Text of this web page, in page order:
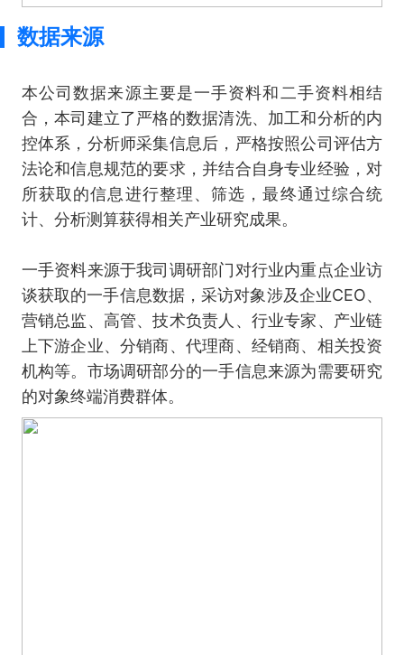
数据来源
本公司数据来源主要是一手资料和二手资料相结
合，本司建立了严格的数据清洗、加工和分析的内
控体系，分析师采集信息后，严格按照公司评估方
法论和信息规范的要求，并结合自身专业经验，对
所获取的信息进行整理、筛选，最终通过综合统
计、分析测算获得相关产业研究成果。
一手资料来源于我司调研部门对行业内重点企业访
谈获取的一手信息数据，采访对象涉及企业CEO、
营销总监、高管、技术负责人、行业专家、产业链
上下游企业、分销商、代理商、经销商、相关投资
机构等。市场调研部分的一手信息来源为需要研究
的对象终端消费群体。